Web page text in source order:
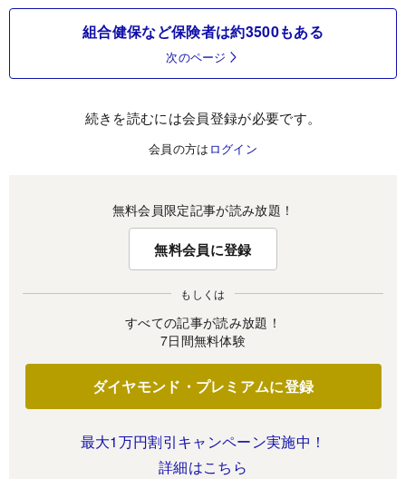
組合健保など保険者は約3500もある
次のページ
続きを読むには会員登録が必要です。
会員の方は ログイン
無料会員限定記事が読み放題！
無料会員に登録
もしくは
すべての記事が読み放題！
7日間無料体験
ダイヤモンド・プレミアムに登録
最大1万円割引キャンペーン実施中！
詳細はこちら